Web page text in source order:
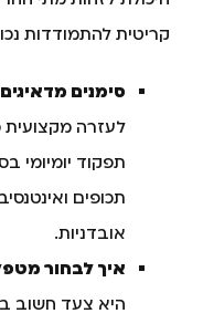
קריטית להתמודדות
סימנים
לעזרה
תפקוד יומיומי
תכופים
אובדניות.
איך לבחור
היא צעד חשוב